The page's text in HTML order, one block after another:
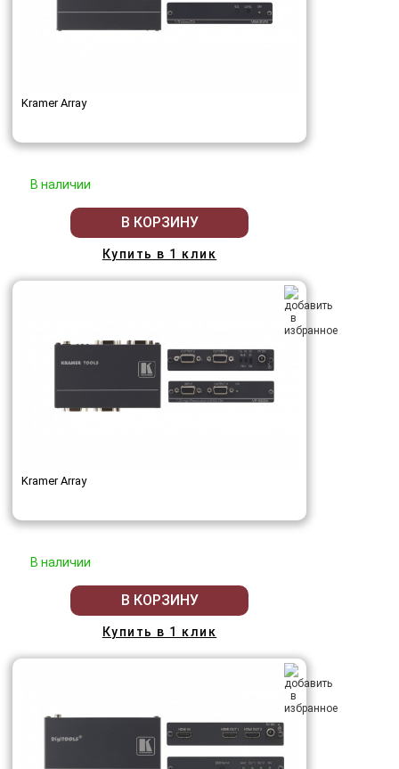
Kramer Array
В наличии
В КОРЗИНУ
Купить в 1 клик
Kramer Array
В наличии
В КОРЗИНУ
Купить в 1 клик